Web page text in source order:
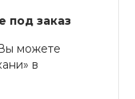
под заказ
можете
в